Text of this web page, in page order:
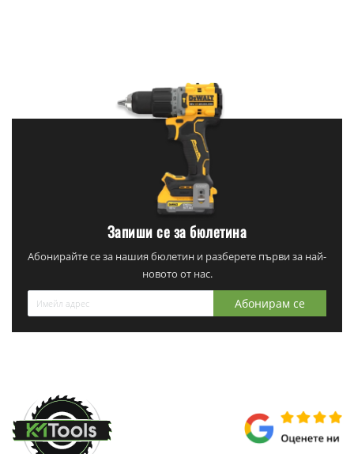
Запиши се за бюлетина
Абонирайте се за нашия бюлетин и разберете първи за най-
новото от нас.
Абонирам се